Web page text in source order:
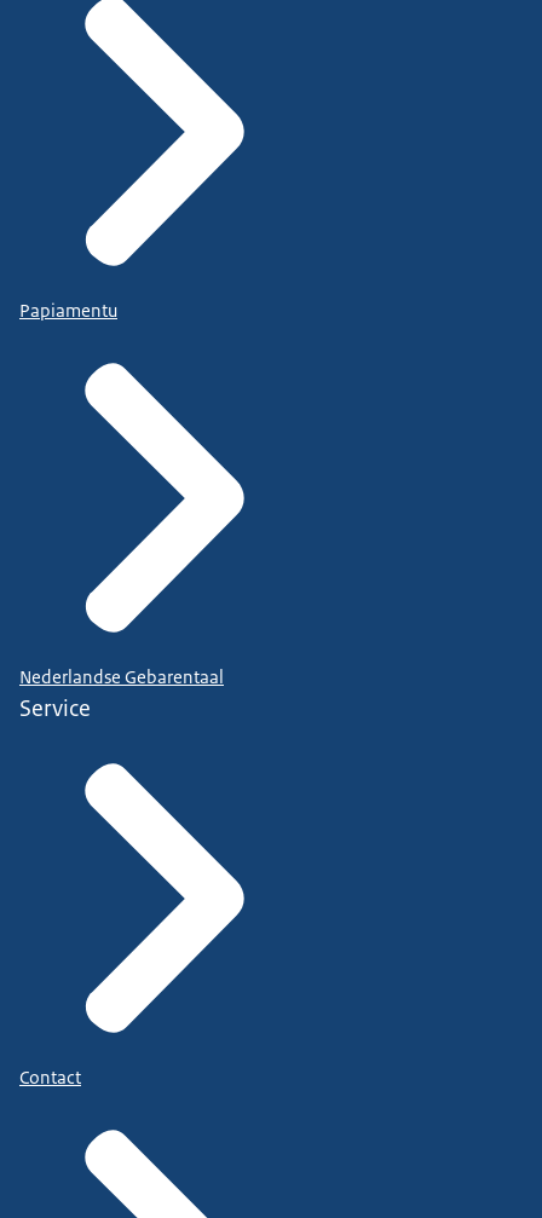
Er geldt één uitzondering.
Een gemeenteraad kan gevallen aanwijzen waarin
participatie voor initiatiefnemers wel verplicht is.
Het gaat dan om activiteiten die niet
binnen het omgevingsplan passen...
en waarvoor een vergunning nodig is.
en participatie?
Kijk op de website van
uw gemeente, waterschap of provincie.
Onze omgeving maken we samen.
De Omgevingswet.
Papiamentu
Nederlandse Gebarentaal
Service
Contact